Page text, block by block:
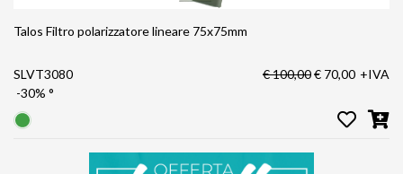
Talos Filtro polarizzatore lineare 75x75mm
SLVT3080
-30% °
€ 100,00€ 70,00 +IVA